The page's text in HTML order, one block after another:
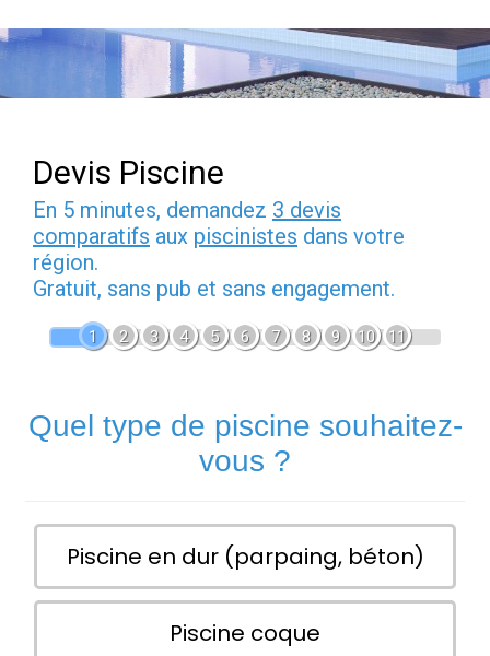
Devis Piscine
En 5 minutes, demandez 3 devis
comparatifs aux piscinistes dans votre
région.
Gratuit, sans pub et sans engagement.
1 2 3 4 5 6 7 8 9 10 11
Quel type de piscine souhaitez-
vous ?
Piscine en dur (parpaing, béton)
Piscine coque